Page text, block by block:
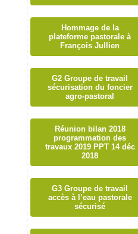
Hommage de la
plateforme pastorale à
François Jullien
G2 Groupe de travail
sécurisation du foncier
agro-pastoral
Réunion bilan 2018
programmation des
travaux 2019 PPT 14 déc
2018
G3 Groupe de travail
accès à l’eau pastorale
sécurisé